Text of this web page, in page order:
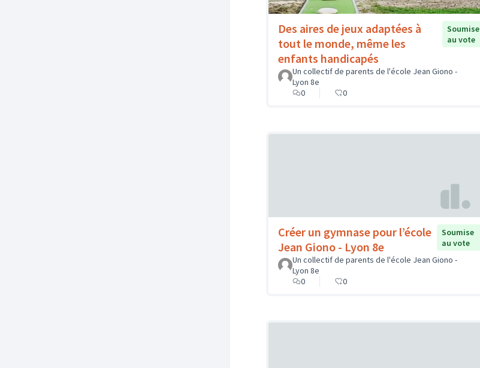
Des aires de jeux adaptées à
tout le monde, même les
enfants handicapés
Soumise
au vote
Un collectif de parents de l'école Jean Giono -
Lyon 8e
0
0
Créer un gymnase pour l’école
Jean Giono - Lyon 8e
Soumise
au vote
Un collectif de parents de l'école Jean Giono -
Lyon 8e
0
0